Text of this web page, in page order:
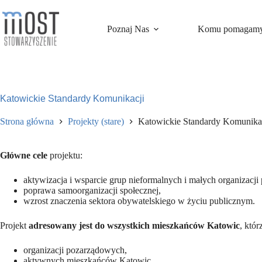
do
Poznaj Nas Komu
Katowickie Standardy Komunikacji
Strona główna Projekty (stare) Katowickie Standardy
Główne cele projektu:
aktywizacja i wsparcie grup nieformalnych i małych
poprawa samoorganizacji społecznej,
wzrost znaczenia sektora obywatelskiego w życiu publicznym.
Projekt adresowany jest do wszystkich mieszkańców Katowic,
organizacji pozarządowych,